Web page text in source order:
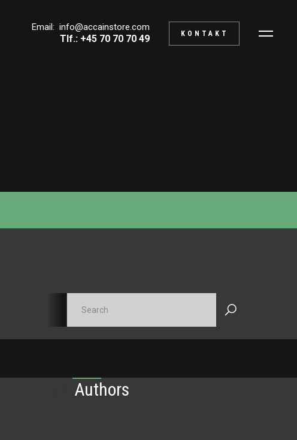
Email: info@accainstore.com
Tlf.: +45 70 70 70 49 KONTAKT
Authors